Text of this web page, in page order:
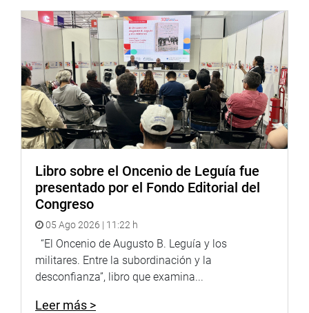
a la descentralización del sector Cultura.
Sobre este último tema, el presidente de la Comisión,
Héctor Acuña, indicó que la ministra Urteaga debe
informar sobre los avances de la disposición
complementaria a la Ley N° 29565, que tiene como fin
encargar al Poder Ejecutivo la transferencia de las
unidades departamentales del Instituto Nacional de
Cultura (INC) a los correspondientes gobiernos regionales.
«Esta ley fue aprobada el 6 de diciembre del 2022, tenían
120 días para su implementación, pero han pasado cinco
meses y no tenemos noticias. Entonces, necesitamos que
la ministra nos haga llegar el avance”, expresó Acuña
Peralta.
Finalmente, la Comisión de Cultura aprobó por
unanimidad su Plan de Trabajo para el Período 2023-
Libro sobre el Oncenio de Leguía fue
presentado por el Fondo Editorial del
Congreso
05 Ago 2026 | 11:22 h
“El Oncenio de Augusto B. Leguía y los
militares. Entre la subordinación y la
desconfianza”, libro que examina...
Leer más >